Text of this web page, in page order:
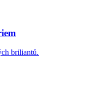
briliantů.